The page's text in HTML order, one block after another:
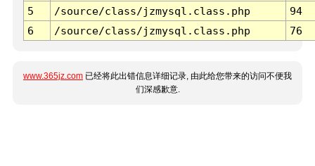
5
/source/class/jzmysql.class.php
94
6
/source/class/jzmysql.class.php 76
www.365jz.com 已经将此出错信息详细记录, 由此给您带来的访问不便我
们深感歉意.